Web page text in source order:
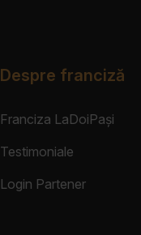
Despre franciză
Franciza LaDoiPași
Testimoniale
Login Partener